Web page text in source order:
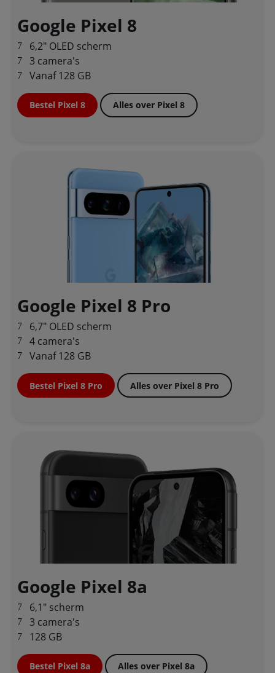
Google Pixel 8
6,2" OLED scherm
3 camera's
Vanaf 128 GB
Bestel Pixel 8 Alles over Pixel 8
Google Pixel 8 Pro
6,7" OLED scherm
4 camera's
Vanaf 128 GB
Bestel Pixel 8 Pro Alles over Pixel 8 Pro
Google Pixel 8a
6,1" scherm
3 camera's
128 GB
Bestel Pixel 8a Alles over Pixel 8a